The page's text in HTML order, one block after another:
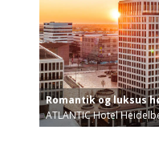
Romantik og luksus
ATLANTIC Hotel